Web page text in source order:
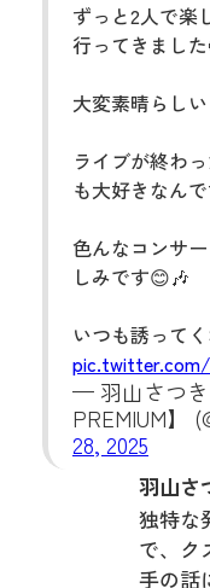
ずっと2人で楽
行ってきまし
大変素晴らし
ライブが終わ
も大好きなん
色んなコンサ
しみです😊🎶
いつも誘って
— 羽山さつ
PREMIUM】
28, 2025
羽山さ
独特な
で、ク
手の話